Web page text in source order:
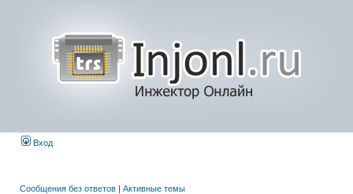
Вход
Сообщения без ответов | Активные темы